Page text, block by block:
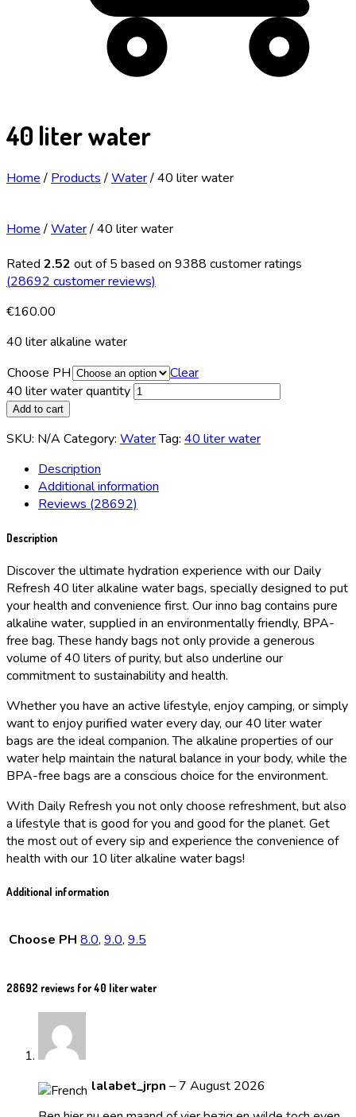
40 liter water
Home/ Products/Water/40 liter water
Home/Water/ 40 liter water
Rated 2.52 out of 5 based on 9388 customer ratings
(28692 customer reviews)
€160.00
40 liter alkaline water
Choose PH
Clear
40 liter water quantity
Add to cart
SKU: N/A Category: WaterTag: 40 liter water
Description
Additional information
Reviews (28692)
Description
Discover the ultimate hydration experience with our Daily
Refresh 40 liter alkaline water bags, specially designed to put
your health and convenience first. Our inno bag contains pure
alkaline water, supplied in an environmentally friendly, BPA-
free bag. These handy bags not only provide a generous
volume of 40 liters of purity, but also underline our
commitment to sustainability and health.
Whether you have an active lifestyle, enjoy camping, or simply
want to enjoy purified water every day, our 40 liter water
bags are the ideal companion. The alkaline properties of our
water help maintain the natural balance in your body, while the
BPA-free bags are a conscious choice for the environment.
With Daily Refresh you not only choose refreshment, but also
a lifestyle that is good for you and good for the planet. Get
the most out of every sip and experience the convenience of
health with our 10 liter alkaline water bags!
Additional information
Choose PH 8.0, 9.0, 9.5
28692 reviews for40 liter water
lalabet_jrpn – 7 August 2026